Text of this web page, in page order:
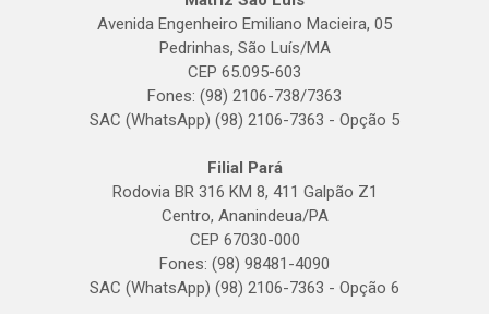
Avenida Engenheiro Emiliano Macieira, 05
Pedrinhas, São Luís/MA
CEP 65.095-603
Fones: (98) 2106-738/7363
SAC (WhatsApp) (98) 2106-7363 - Opção 5
Filial Pará
Rodovia BR 316 KM 8, 411 Galpão Z1
Centro, Ananindeua/PA
CEP 67030-000
Fones: (98) 98481-4090
SAC (WhatsApp) (98) 2106-7363 - Opção 6